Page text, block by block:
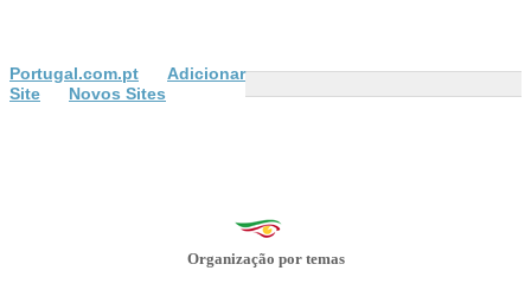
Portugal.com.pt
Adicionar
Site
Novos Sites
Organização por temas